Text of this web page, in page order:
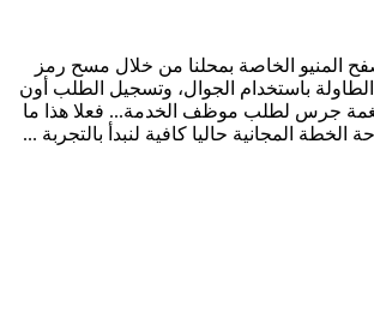
تصفح المنيو الخاصة بمحلنا من خلال مسح رمز
باستخدام الجوال، وتسجيل الطلب أون
جرس لطلب موظف الخدمة... فعلا هذا ما
المجانية حاليا كافية لنبدأ بالتجربة ...